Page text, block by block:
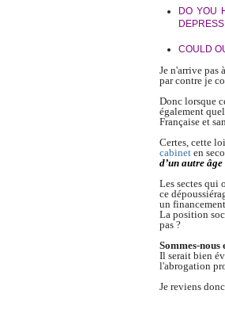
DO YOU
COULD
Je n'arrive pas
par contre je
Donc lorsque
également
Française et
Certes, cette
cabinet en
d’un autre âge
Les sectes qui
ce
un
La position
pas ?
Sommes-nous
Il serait bien
l'abrogation
Je reviens